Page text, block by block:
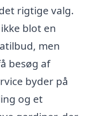
rigtige valg.
blot en
men
besøg af
byder på
og et